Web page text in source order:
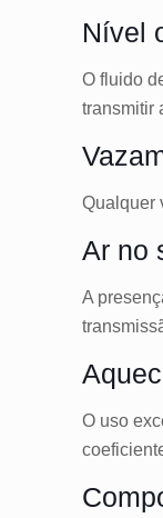
Nível
O fluido
transmitir
Qualquer
Ar no
A
O uso